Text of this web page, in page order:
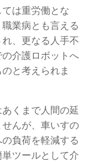
は重労働とな
業病とも言える
、更なる人手不
介護ロボットへ
と考えられま
くまで人間の延
んが、車いすの
負荷を軽減する
ツールとして介